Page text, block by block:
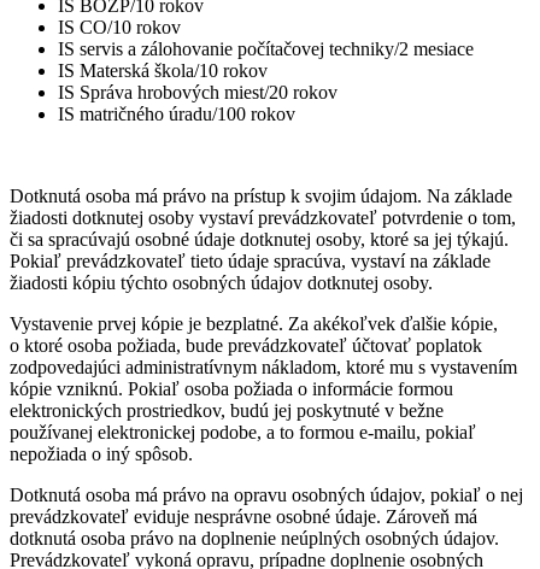
IS BOZP/10 rokov
IS CO/10 rokov
IS servis a zálohovanie počítačovej techniky/2 mesiace
IS Materská škola/10 rokov
IS Správa hrobových miest/20 rokov
IS matričného úradu/100 rokov
Dotknutá osoba má právo na prístup k svojim údajom. Na základe
žiadosti dotknutej osoby vystaví prevádzkovateľ potvrdenie o tom,
či sa spracúvajú osobné údaje dotknutej osoby, ktoré sa jej týkajú.
Pokiaľ prevádzkovateľ tieto údaje spracúva, vystaví na základe
žiadosti kópiu týchto osobných údajov dotknutej osoby.
Vystavenie prvej kópie je bezplatné. Za akékoľvek ďalšie kópie,
o ktoré osoba požiada, bude prevádzkovateľ účtovať poplatok
zodpovedajúci administratívnym nákladom, ktoré mu s vystavením
kópie vzniknú. Pokiaľ osoba požiada o informácie formou
elektronických prostriedkov, budú jej poskytnuté v bežne
používanej elektronickej podobe, a to formou e-mailu, pokiaľ
nepožiada o iný spôsob.
Dotknutá osoba má právo na opravu osobných údajov, pokiaľ o nej
prevádzkovateľ eviduje nesprávne osobné údaje. Zároveň má
dotknutá osoba právo na doplnenie neúplných osobných údajov.
Prevádzkovateľ vykoná opravu, prípadne doplnenie osobných